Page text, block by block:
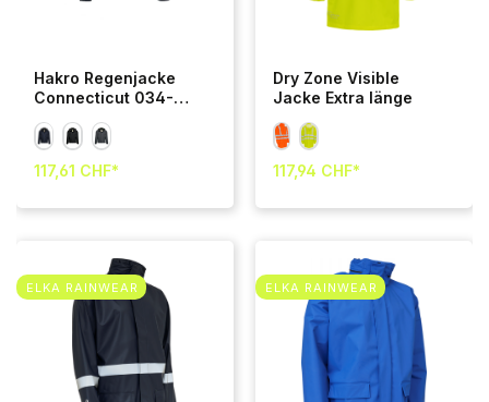
Hakro Regenjacke
Connecticut 034-
117,61 CHF*
Dry Zone Visible
Jacke Extra länge
117,94 CHF*
ELKA RAINWEAR ELKA RAINWEAR